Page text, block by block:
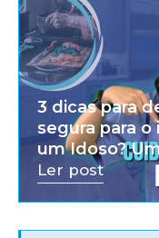
3 dicas para
segura para o
um Idoso?
Ler post